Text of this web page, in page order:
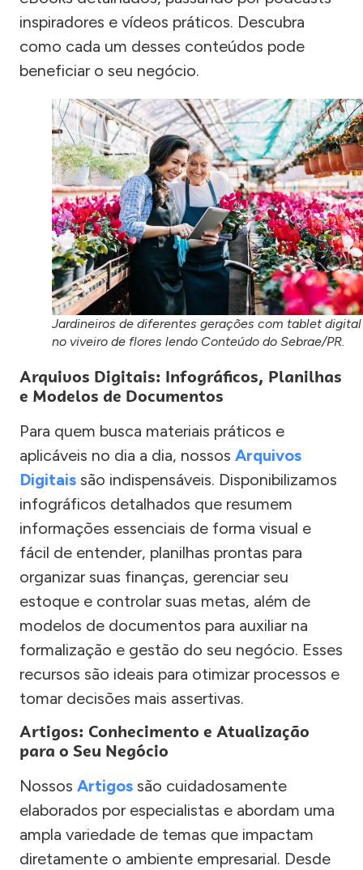
inspiradores e vídeos práticos. Descubra
como cada um desses conteúdos pode
beneficiar o seu negócio.
Jardineiros de diferentes gerações com tablet digital
no viveiro de flores lendo Conteúdo do Sebrae/PR.
Arquivos Digitais: Infográficos, Planilhas
e Modelos de Documentos
Para quem busca materiais práticos e
aplicáveis no dia a dia, nossos Arquivos
Digitais são indispensáveis. Disponibilizamos
infográficos detalhados que resumem
informações essenciais de forma visual e
fácil de entender, planilhas prontas para
organizar suas finanças, gerenciar seu
estoque e controlar suas metas, além de
modelos de documentos para auxiliar na
formalização e gestão do seu negócio. Esses
recursos são ideais para otimizar processos e
tomar decisões mais assertivas.
Artigos: Conhecimento e Atualização
para o Seu Negócio
Nossos Artigos são cuidadosamente
elaborados por especialistas e abordam uma
ampla variedade de temas que impactam
diretamente o ambiente empresarial. Desde